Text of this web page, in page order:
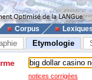
Corpus
Etymologie
notices corrigées